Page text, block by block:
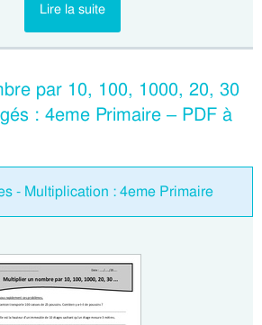
Lire la suite
par 10, 100, 1000, 20, 30
: 4eme Primaire – PDF à
- Multiplication : 4eme Primaire